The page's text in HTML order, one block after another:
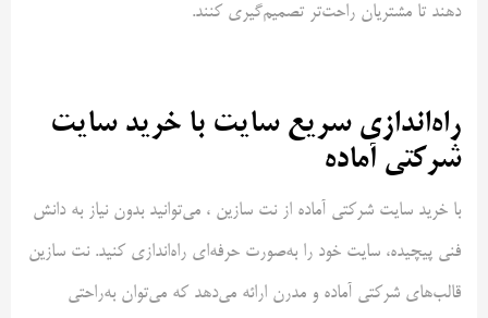
دهند تا مشتریان راحت‌تر تصمیم‌گیری کنند.
راه‌اندازی سریع سایت با خرید سایت
شرکتی آماده
با خرید سایت شرکتی آماده از نت سازین ، می‌توانید بدون نیاز به دانش
فنی پیچیده، سایت خود را به‌صورت حرفه‌ای راه‌اندازی کنید. نت سازین
قالب‌های شرکتی آماده و مدرن ارائه می‌دهد که می‌توان به‌راحتی